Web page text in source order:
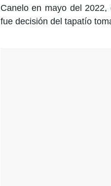
Canelo en mayo del
fue decisión del tapatío